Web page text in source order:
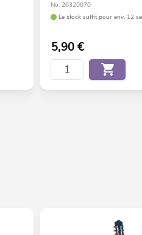
No. 26320070
Le stock suffit pour env. 12
5,90€